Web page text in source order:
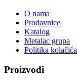
O nama
Prodavnice
Katalog
Metalac grupa
Politika kolačića
Proizvodi